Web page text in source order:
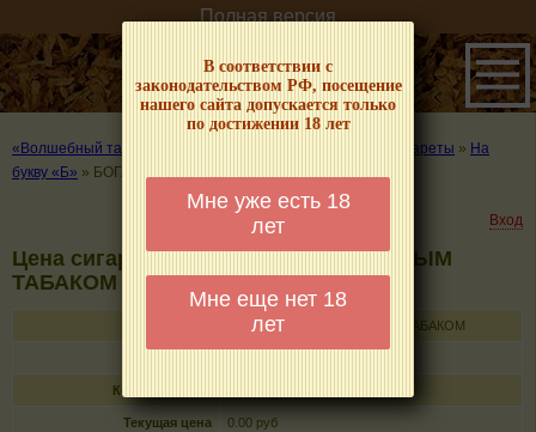
В соответствии с
законодательством РФ, посещение
нашего сайта допускается только
по достижении 18 лет
Мне уже есть 18
лет
Мне еще нет 18
лет
Полная версия
«Волшебный табачок» – о табаке и курении Цены на сигареты » На
букву «Б» » БОГАТЫРИ С ТРУБОЧНЫМ ТАБАКОМ
Вход
Цена сигарет БОГАТЫРИ С ТРУБОЧНЫМ
ТАБАКОМ
БОГАТЫРИ С ТРУБОЧНЫМ ТАБАКОМ
Кол-во в пачке
Текущая цена 0.00 руб